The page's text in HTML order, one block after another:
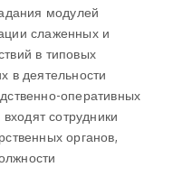
модулей
слаженных и
в типовых
в деятельности
оперативных
сотрудники
органов,